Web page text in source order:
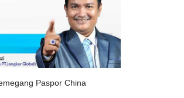
Paspor China